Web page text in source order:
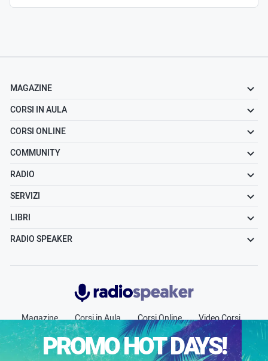
MAGAZINE
CORSI IN AULA
CORSI ONLINE
COMMUNITY
RADIO
SERVIZI
LIBRI
RADIO SPEAKER
Radiospeaker.it
Magazine Corsi in Aula Corsi Online
Video Corsi
Community
Radio Jobs Chi siamo
Contatti
Pubblicità
PROMO HOT DAYS!